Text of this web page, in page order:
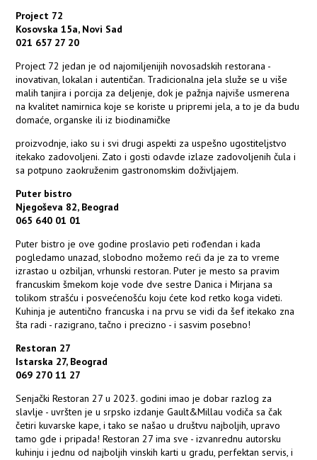
Project 72
Kosovska 15a, Novi Sad
021 657 27 20
Project 72 jedan je od najomiljenijih novosadskih restorana -
inovativan, lokalan i autentičan. Tradicionalna jela služe se u više
malih tanjira i porcija za deljenje, dok je pažnja najviše usmerena
na kvalitet namirnica koje se koriste u pripremi jela, a to je da budu
domaće, organske ili iz biodinamičke
proizvodnje, iako su i svi drugi aspekti za uspešno ugostiteljstvo
itekako zadovoljeni. Zato i gosti odavde izlaze zadovoljenih čula i
sa potpuno zaokruženim gastronomskim doživljajem.
Puter bistro
Njegoševa 82, Beograd
065 640 01 01
Puter bistro je ove godine proslavio peti rođendan i kada
pogledamo unazad, slobodno možemo reći da je za to vreme
izrastao u ozbiljan, vrhunski restoran. Puter je mesto sa pravim
francuskim šmekom koje vode dve sestre Danica i Mirjana sa
tolikom strašću i posvećenošću koju ćete kod retko koga videti.
Kuhinja je autentično francuska i na prvu se vidi da šef itekako zna
šta radi - razigrano, tačno i precizno - i sasvim posebno!
Restoran 27
Istarska 27, Beograd
069 270 11 27
Senjački Restoran 27 u 2023. godini imao je dobar razlog za
slavlje - uvršten je u srpsko izdanje Gault&Millau vodiča sa čak
četiri kuvarske kape, i tako se našao u društvu najboljih, upravo
tamo gde i pripada! Restoran 27 ima sve - izvanrednu autorsku
kuhinju i jednu od najboljih vinskih karti u gradu, perfektan servis, i